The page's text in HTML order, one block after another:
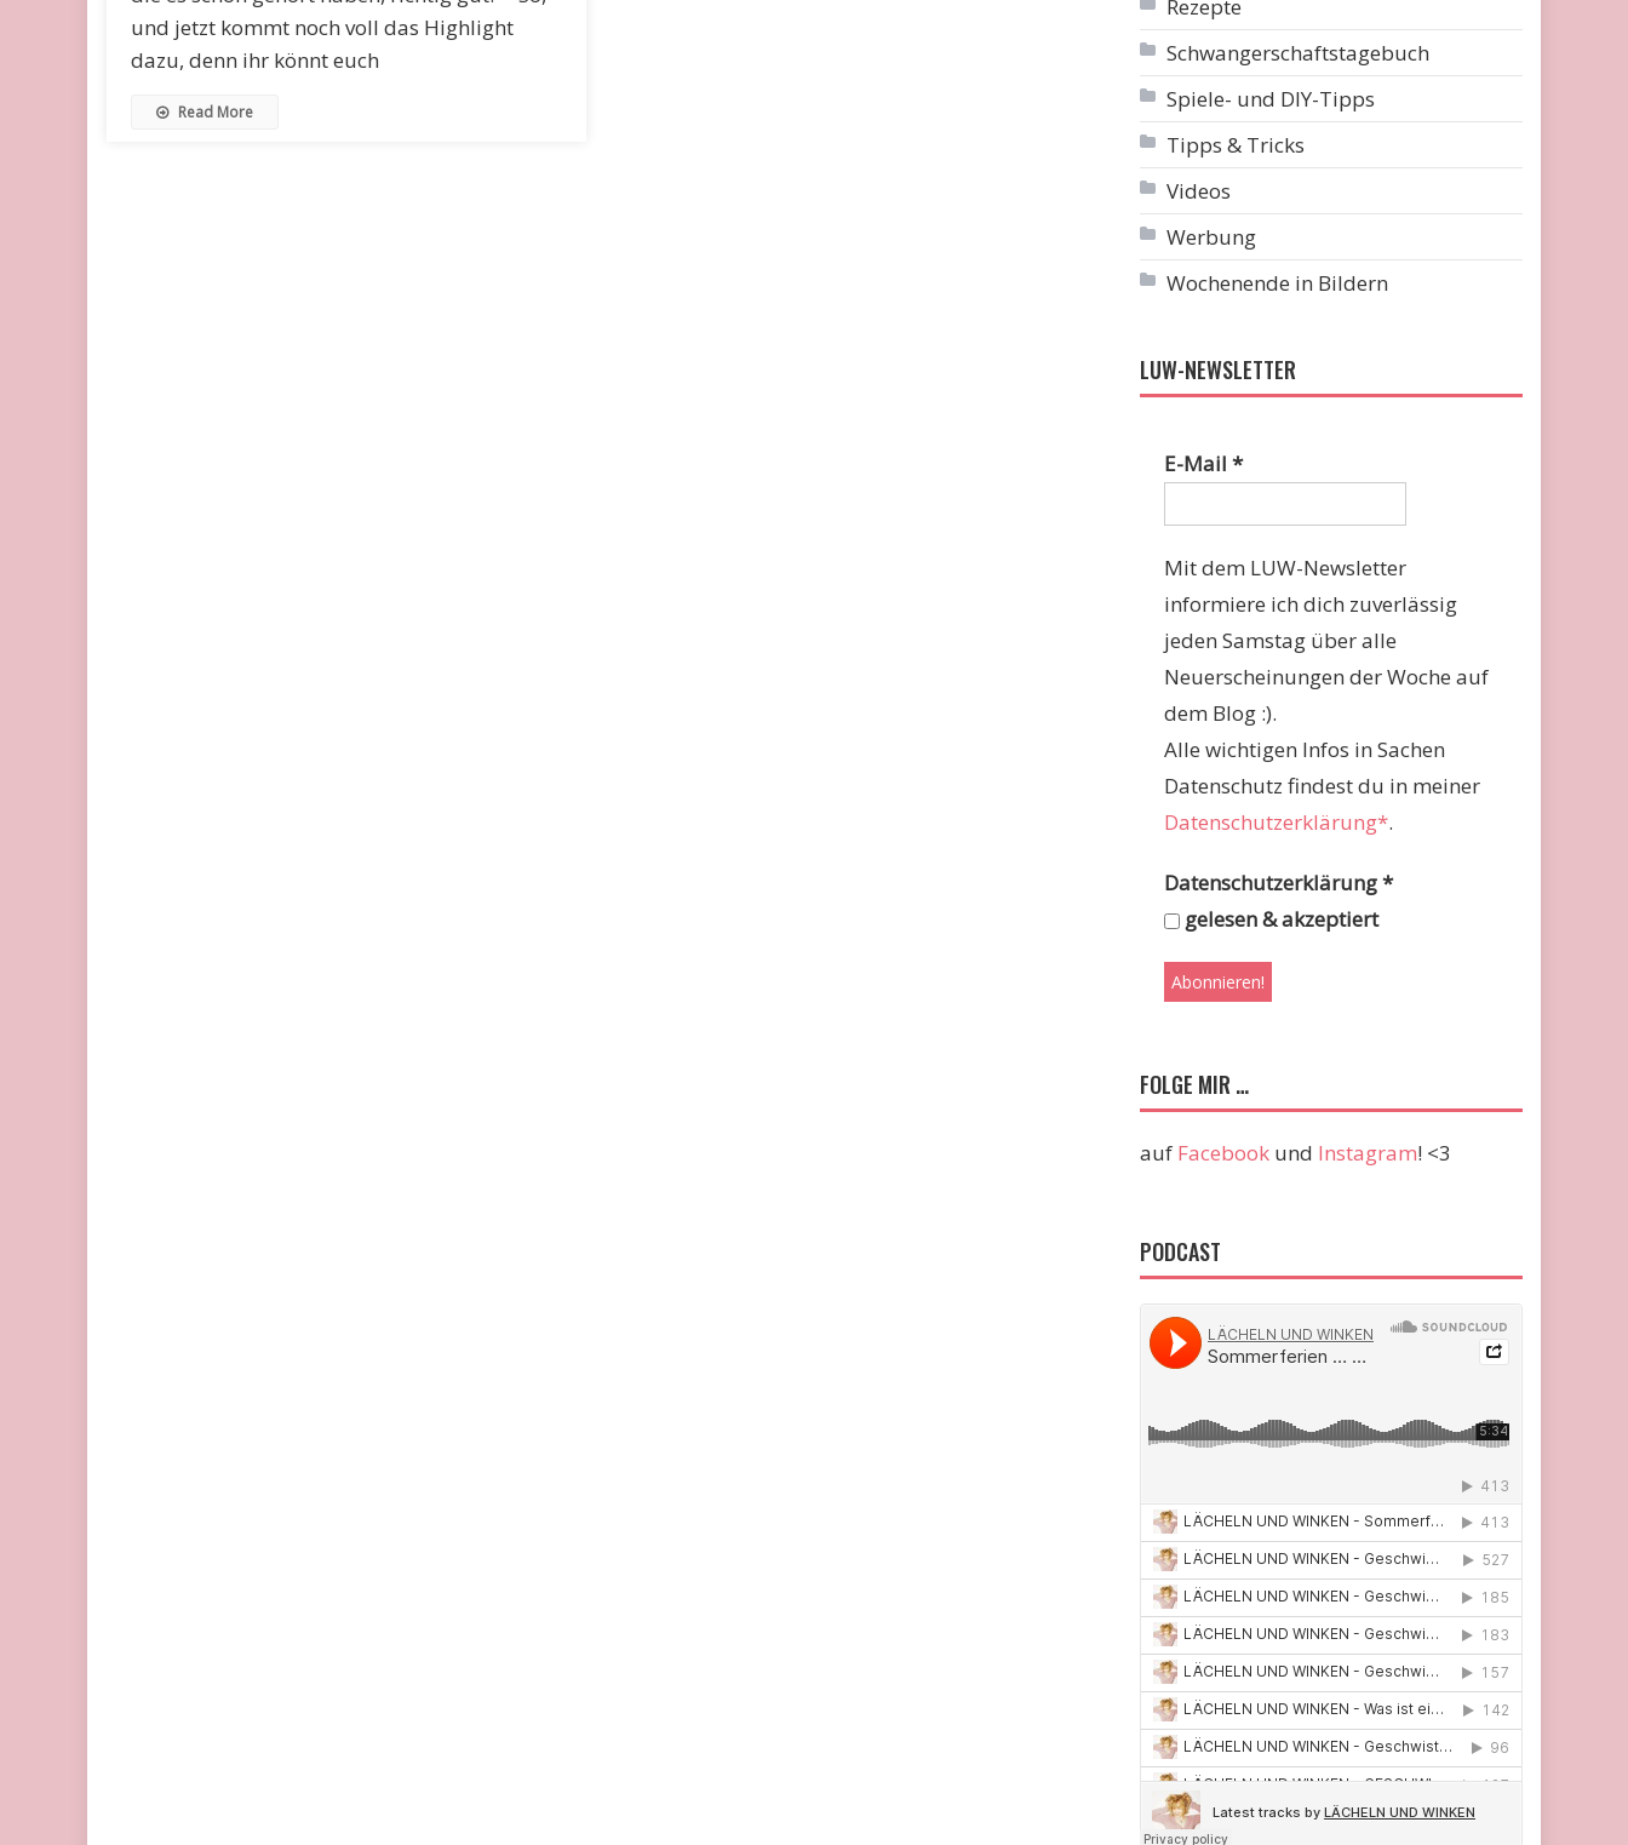
und jetzt kommt noch voll das Highlight
dazu, denn ihr könnt euch
Read More
Rezepte
Schwangerschaftstagebuch
Spiele- und DIY-Tipps
Tipps & Tricks
Videos
Werbung
Wochenende in Bildern
LUW-NEWSLETTER
E-Mail*
Mit dem LUW-Newsletter
informiere ich dich zuverlässig
jeden Samstag über alle
Neuerscheinungen der Woche auf
dem Blog :).
Alle wichtigen Infos in Sachen
Datenschutz findest du in meiner
Datenschutzerklärung*.
Datenschutzerklärung*
gelesen & akzeptiert
FOLGE MIR …
auf Facebook und Instagram! <3
PODCAST